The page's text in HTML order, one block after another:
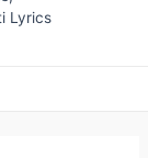
Lyrics